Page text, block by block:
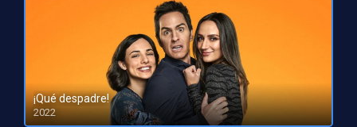
¡Qué despadre!
2022
HD 1080pHD 720p